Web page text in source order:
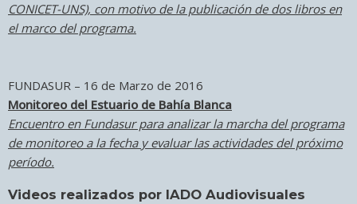
CONICET-UNS), con motivo de la publicación de dos libros en
el marco del programa.
FUNDASUR – 16 de Marzo de 2016
Monitoreo del Estuario de Bahía Blanca
Encuentro en Fundasur para analizar la marcha del programa
de monitoreo a la fecha y evaluar las actividades del próximo
período.
Videos realizados por IADO Audiovisuales